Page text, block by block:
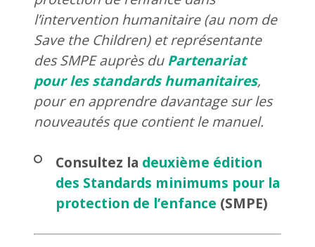
l’intervention humanitaire (au nom de
Save the Children) et représentante
des SMPE auprès duPartenariat
pour les standards humanitaires,
pour en apprendre davantage sur les
nouveautés que contient le manuel.
Consultez la deuxième édition
des Standards minimums pour la
protection de l’enfance (SMPE)